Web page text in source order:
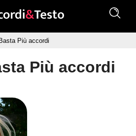
Più accordi
Più accordi